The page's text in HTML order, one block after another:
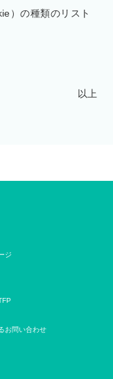
）の種類のリスト
以上
ジ
お問い合わせ